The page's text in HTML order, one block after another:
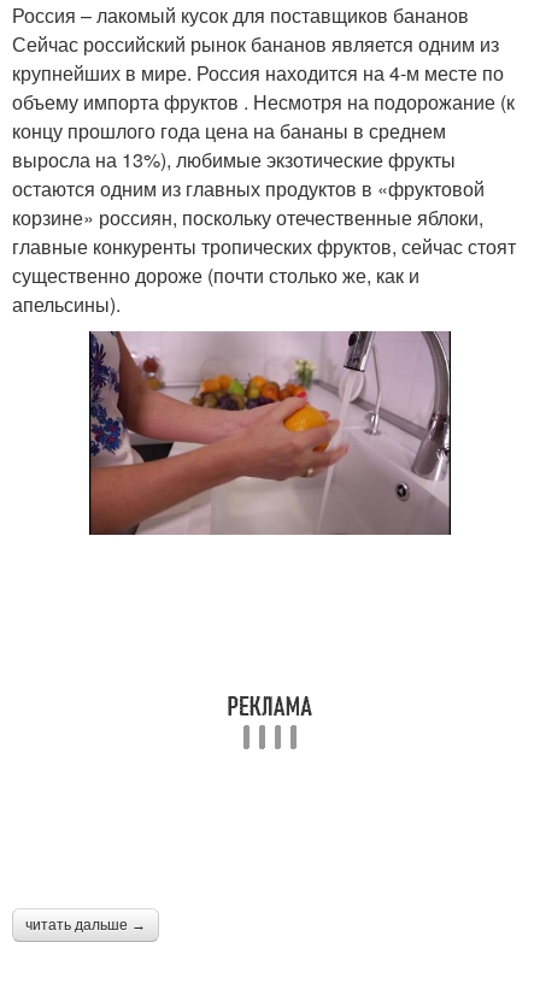
Россия – лакомый кусок для поставщиков бананов
Сейчас российский рынок бананов является одним из
крупнейших в мире. Россия находится на 4-м месте по
объему импорта фруктов . Несмотря на подорожание (к
концу прошлого года цена на бананы в среднем
выросла на 13%), любимые экзотические фрукты
остаются одним из главных продуктов в «фруктовой
корзине» россиян, поскольку отечественные яблоки,
главные конкуренты тропических фруктов, сейчас стоят
существенно дороже (почти столько же, как и
апельсины).
читать дальше →